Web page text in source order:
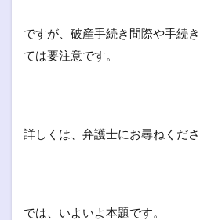
ですが、破産手続き間際や手続
ては要注意です。
詳しくは、弁護士にお尋ねくださ
では、いよいよ本題です。